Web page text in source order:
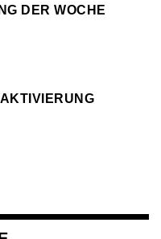
DER WOCHE (